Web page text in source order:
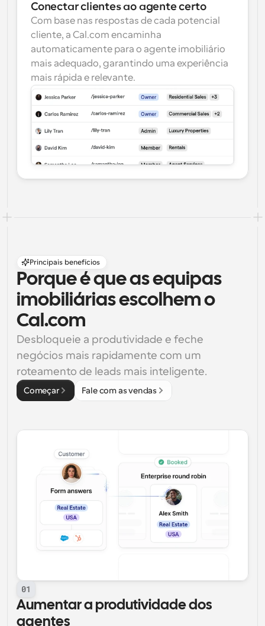
Conectar clientes ao agente certo
Com base nas respostas de cada potencial
cliente, a Cal.com encaminha
automaticamente para o agente imobiliário
mais adequado, garantindo uma experiência
mais rápida e relevante.
Principais benefícios
Porque é que as equipas
imobiliárias escolhem o
Cal.com
Desbloqueie a produtividade e feche
negócios mais rapidamente com um
roteamento de leads mais inteligente.
Começar Fale com as vendas
01
Aumentar a produtividade dos
agentes